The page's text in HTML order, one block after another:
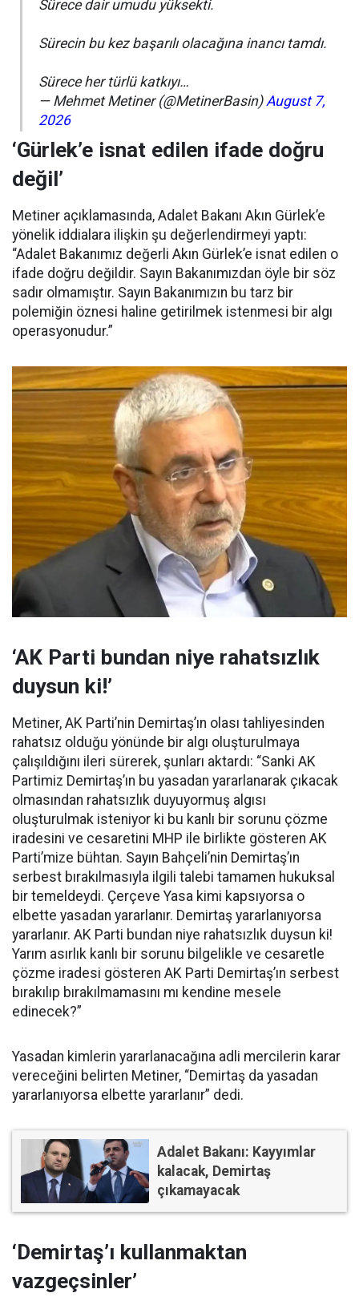
Sürece dair umudu yüksekti.
Sürecin bu kez başarılı olacağına inancı tamdı.
Sürece her türlü katkıyı…
— Mehmet Metiner (@MetinerBasin) August 7,
2026
‘Gürlek’e isnat edilen ifade doğru
değil’
Metiner açıklamasında, Adalet Bakanı Akın Gürlek’e
yönelik iddialara ilişkin şu değerlendirmeyi yaptı:
“Adalet Bakanımız değerli Akın Gürlek’e isnat edilen o
ifade doğru değildir. Sayın Bakanımızdan öyle bir söz
sadır olmamıştır. Sayın Bakanımızın bu tarz bir
polemiğin öznesi haline getirilmek istenmesi bir algı
operasyonudur.”
‘AK Parti bundan niye rahatsızlık
duysun ki!’
Metiner, AK Parti’nin Demirtaş’ın olası tahliyesinden
rahatsız olduğu yönünde bir algı oluşturulmaya
çalışıldığını ileri sürerek, şunları aktardı: “Sanki AK
Partimiz Demirtaş’ın bu yasadan yararlanarak çıkacak
olmasından rahatsızlık duyuyormuş algısı
oluşturulmak isteniyor ki bu kanlı bir sorunu çözme
iradesini ve cesaretini MHP ile birlikte gösteren AK
Parti’mize bühtan. Sayın Bahçeli’nin Demirtaş’ın
serbest bırakılmasıyla ilgili talebi tamamen hukuksal
bir temeldeydi. Çerçeve Yasa kimi kapsıyorsa o
elbette yasadan yararlanır. Demirtaş yararlanıyorsa
yararlanır. AK Parti bundan niye rahatsızlık duysun ki!
Yarım asırlık kanlı bir sorunu bilgelikle ve cesaretle
çözme iradesi gösteren AK Parti Demirtaş’ın serbest
bırakılıp bırakılmamasını mı kendine mesele
edinecek?”
Yasadan kimlerin yararlanacağına adli mercilerin karar
vereceğini belirten Metiner, “Demirtaş da yasadan
yararlanıyorsa elbette yararlanır” dedi.
Adalet Bakanı: Kayyımlar
kalacak, Demirtaş
çıkamayacak
‘Demirtaş’ı kullanmaktan
vazgeçsinler’